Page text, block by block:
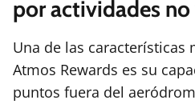
por actividades
Una de las características
Atmos Rewards es su
puntos fuera del